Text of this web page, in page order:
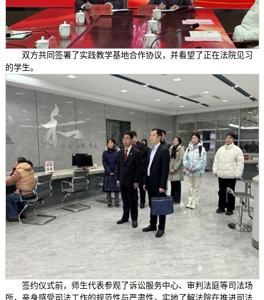
双方共同签署了实践教学基地合作协议，并看望了正在法院见习
的学生。
签约仪式前，师生代表参观了诉讼服务中心、审判法庭等司法场
所，亲身感受司法工作的规范性与严肃性，实地了解法院在推进司法